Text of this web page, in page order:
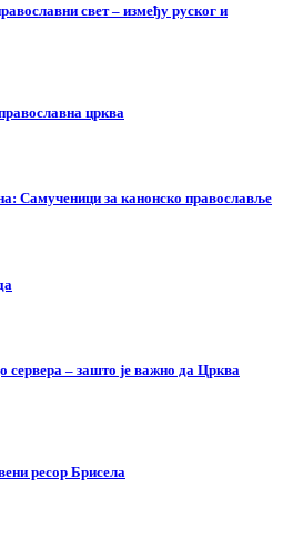
свет – између руског и
црква
Самученици за канонско православље
– зашто је важно да Црква
ресор Брисела